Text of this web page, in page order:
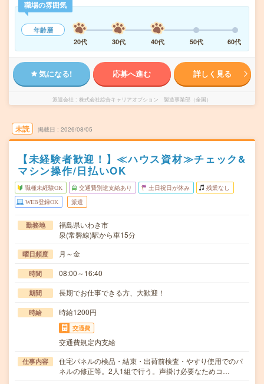
職場の雰囲気
年齢層
20代
30代 40代 50代 60代
気になる! 応募へ進む 詳しく見る
派遣会社 株式会社綜合キャリアオプション 製造事業部（全国）
未読 掲載日 2026/08/05
【未経験者歓迎！】≪ハウス資材≫チェック&
マシン操作/日払いOK
職種未経験OK 交通費別途支給あり 土日祝日が休み 残業なし
WEB登録OK 派遣
勤務地
福島県いわき市
泉(常磐線)駅から車15分
曜日頻度 月～金
時間 08:00～16:40
期間 長期でお仕事できる方、大歓迎！
時給 時給1200円
交通費
交通費規定内支給
仕事内容
住宅パネルの検品・結束・出荷前検査・やすり使用でのパ
ネルの修正等。2人1組で行う。声掛け必要なためコ…